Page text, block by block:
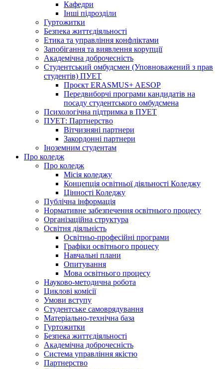
Кафедри
Інші підрозділи
Гуртожитки
Безпека життєдіяльності
Етика та управління конфліктами
Запобігання та виявлення корупції
Академічна доброчесність
Студентський омбудсмен (Уповноважений з прав
студентів) ПУЕТ
Проєкт ERASMUS+ AESOP
Передвиборчі програми кандидатів на
посаду студентського омбудсмена
Психологічна підтримка в ПУЕТ
ПУЕТ: Партнерство
Вітчизняні партнери
Закордонні партнери
Іноземним студентам
Про коледж
Про коледж
Місія коледжу
Концепція освітньої діяльності Коледжу
Цінності Коледжу
Публічна інформація
Нормативне забезпечення освітнього процесу
Організаційна структура
Освітня діяльність
Освітньо-професійні програми
Графіки освітнього процесу
Навчальні плани
Опитування
Мова освітнього процесу
Науково-методична робота
Циклові комісії
Умови вступу
Студентське самоврядування
Матеріально-технічна база
Гуртожитки
Безпека життєдіяльності
Академічна доброчесність
Система управління якістю
Партнерство